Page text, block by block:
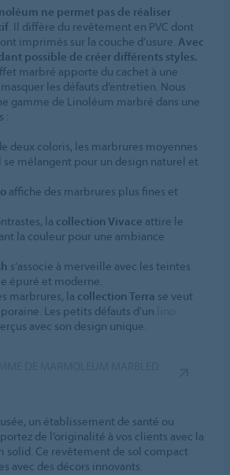
ne permet pas de réaliser
. Il diffère du revêtement en PVC dont
imprimés sur la couche d’usure. Avec
possible de créer différents styles.
marbré apporte du cachet à une
les défauts d’entretien. Nous
gamme de Linoléum marbré dans une
:
deux coloris, les marbrures moyennes
se mélangent pour un design naturel et
affiche des marbrures plus fines et
la collection Vivace attire le
la couleur pour une ambiance
s’associe à merveille avec les teintes
épuré et moderne.
marbrures, la collection Terra se veut
Les petits défauts d’un
avec son design unique.
un établissement de santé ou
de l’originalité à vos clients avec la
solid. Ce revêtement de sol compact
avec des décors innovants.